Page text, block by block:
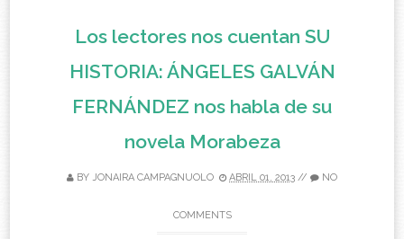
Los lectores nos cuentan SU
HISTORIA: ÁNGELES GALVÁN
FERNÁNDEZ nos habla de su
novela Morabeza
BY JONAIRA CAMPAGNUOLO ABRIL 01, 2013 // NO
COMMENTS